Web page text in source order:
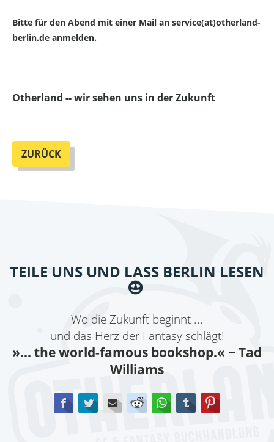
Bitte für den Abend mit einer Mail an service(at)otherland-
berlin.de anmelden.
Otherland -- wir sehen uns in der Zukunft
ZURÜCK
TEILE UNS UND LASS BERLIN LESEN
Wo die Zukunft beginnt ...
und das Herz der Fantasy schlägt!
»... the world-famous bookshop.« − Tad
Williams
FacebookTwitterE-mail Reddit WhatsApp
tumblr